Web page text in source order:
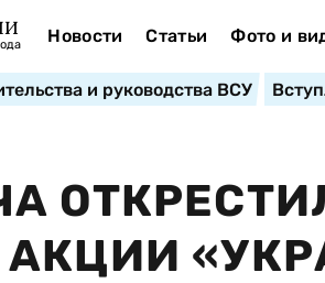
Новости Статьи Фото и
и руководства ВСУ